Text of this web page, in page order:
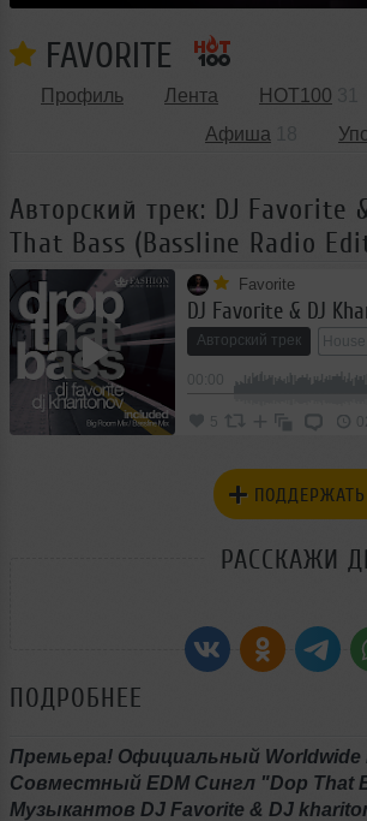
FAVORITE
Профиль Лента HOT100
Афиша
Авторский трек: DJ Favorite
That Bass (Bassline Radio
Favorite
Авторский трек House
5
ПОДДЕРЖАТЬ
РАССКАЖИ
ПОДРОБНЕЕ
Премьера! Официальный Worldwide
Совместный EDM Сингл "Dop That
Музыкантов DJ Favorite & DJ